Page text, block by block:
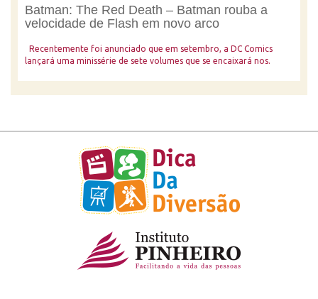
Batman: The Red Death – Batman rouba a
velocidade de Flash em novo arco
Recentemente foi anunciado que em setembro, a DC Comics
lançará uma minissérie de sete volumes que se encaixará nos.